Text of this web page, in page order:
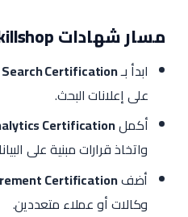
مسار شهادات Skillshop الموصى به
ابدأ بـSearch Certification
على إعلانات البحث.
أكملCertification
واتخاذ قرارات مبنية على
أضفCertification
وكالات أو عملاء متعددين.